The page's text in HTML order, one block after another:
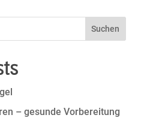
Suchen
– gesunde Vorbereitung